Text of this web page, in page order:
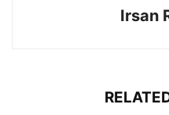
Irsan